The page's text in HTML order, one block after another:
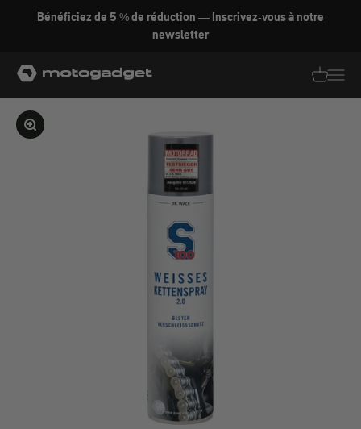
Aller au contenu
Bénéficiez de 5 % de réduction — Inscrivez-vous à notre
newsletter
motogadget GmbH
Agrandir l'image